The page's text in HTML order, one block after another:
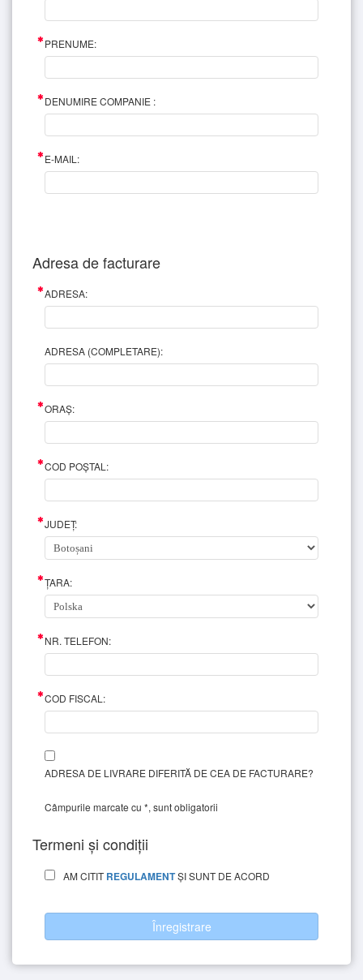
PRENUME:
DENUMIRE COMPANIE :
E-MAIL:
Adresa de facturare
ADRESA:
ADRESA (COMPLETARE):
ORAȘ:
COD POȘTAL:
JUDEȚ:
ȚARA:
NR. TELEFON:
COD FISCAL:
ADRESA DE LIVRARE DIFERITĂ DE CEA DE FACTURARE?
Câmpurile marcate cu *, sunt obligatorii
Termeni și condiții
AM CITIT REGULAMENTȘI SUNT DE ACORD
Înregistrare